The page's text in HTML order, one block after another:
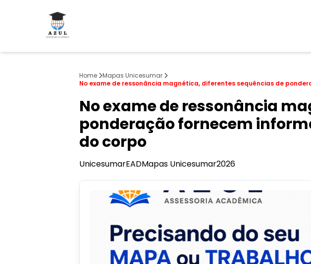
Home
Mapas Unicesumar
No exame de ressonância magnética, diferentes sequências de
No exame de ressonância
ponderação fornecem
do corpo
UnicesumarEADMapas Unicesumar2026